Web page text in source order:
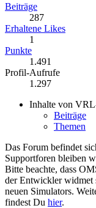
Beiträge
287
Erhaltene Likes
1
Punkte
1.491
Profil-Aufrufe
1.297
Inhalte von
Beiträge
Themen
Das Forum befindet
Supportforen bleiben
Bitte beachte, dass
der Entwickler widmet
neuen Simulators.
findest Du hier.